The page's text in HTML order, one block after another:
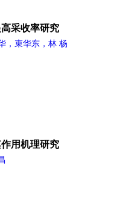
采收率研究
，束华东，林 杨
用机理研究